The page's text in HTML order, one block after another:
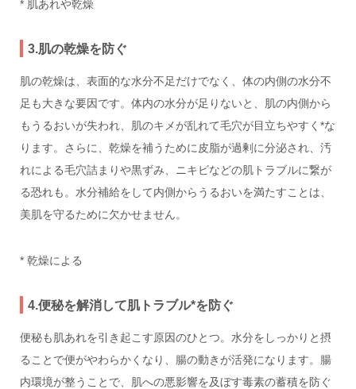
* 肌あれや乾燥
3.肌の乾燥を防ぐ
肌の乾燥は、表面的な水分不足だけでなく、体の内側の水分不
足も大きな要因です。体内の水分が足りないと、肌の内側から
もうるおいが失われ、肌のキメが乱れて毛穴が目立ちやすく*な
ります。さらに、乾燥を補うために皮脂が過剰に分泌され、汚
れによる毛穴詰まりや黒ずみ、ニキビなどの肌トラブルに繋が
る恐れも。水分補給をして内側からうるおいを満たすことは、
美肌を守るために欠かせません。
* 乾燥による
4.便秘を解消して肌トラブル*を防ぐ
便秘も肌あれを引き起こす原因のひとつ。水分をしっかりと摂
ることで便がやわらかくなり、腸の動きが活発になります。腸
内環境が整うことで、肌への悪影響を及ぼす毒素の蓄積を防ぐ